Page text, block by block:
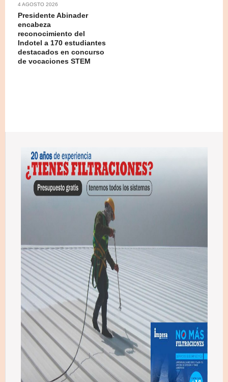
4 AGOSTO 2026
Presidente Abinader
encabeza
reconocimiento del
Indotel a 170 estudiantes
destacados en concurso
de vocaciones STEM